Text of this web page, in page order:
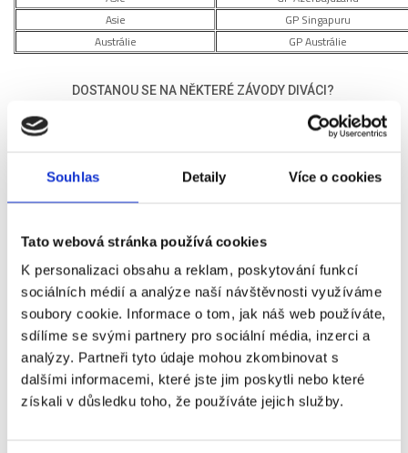
Souhlas Detaily Více o cookies
Tato webová stránka používá cookies
K personalizaci obsahu a reklam, poskytování funkcí
sociálních médií a analýze naší návštěvnosti využíváme
soubory cookie. Informace o tom, jak náš web používáte,
sdílíme se svými partnery pro sociální média, inzerci a
analýzy. Partneři tyto údaje mohou zkombinovat s
dalšími informacemi, které jste jim poskytli nebo které
získali v důsledku toho, že používáte jejich služby.
Asie
GP Singapuru
Austrálie
GP Austrálie
DOSTANOU SE NA NĚKTERÉ ZÁVODY DIVÁCI?
V tuto chvíli nadále nezbývá než čekat. Jisté je, že minimálně
do Velké ceny Itálie v Monze se diváci na závody nepodívají. Pokud
zaručit, že budeme vyvíjet maximální úsilí pro uskutečnění
ročník. Tuto nabídku budeme postupně nadále rozšiřovat. Aktuální
https://www.czechsporttravel.cz/zajezdy-na-formule-1.html
Hodnocení článku
2